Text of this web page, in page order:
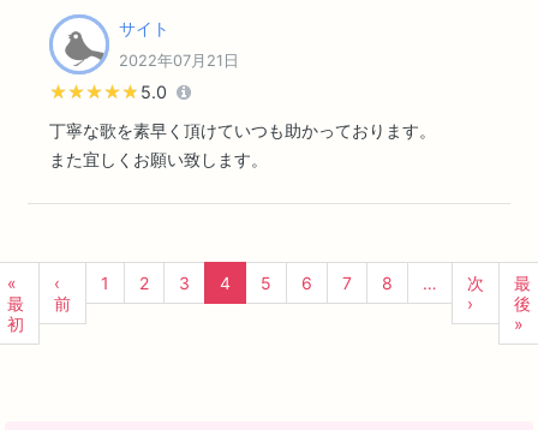
サイト
2022年07月21日
★★★★★
★★★★★ 5.0
丁寧な歌を素早く頂けていつも助かっております。
また宜しくお願い致します。
«
最
初
‹
前
1 2 3 4 5 6 7 8 …
次
›
最
後
»